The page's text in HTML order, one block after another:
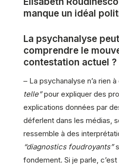
manque un idéal
La psychanalyse
comprendre le
contestation actuel ?
– La psychanalyse n’a rien à
telle”pour expliquer des
explications données par
déferlent dans les médias,
ressemble à des
“diagnostics foudroyants”
fondement. Si je parle,